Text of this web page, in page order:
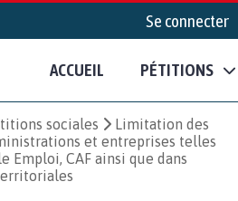
Se connecter
ACCUEIL PÉTITIONS
sociales
Limitation des
et entreprises telles
Emploi, CAF ainsi que dans